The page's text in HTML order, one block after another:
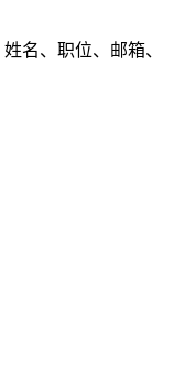
姓名、职位、邮箱、